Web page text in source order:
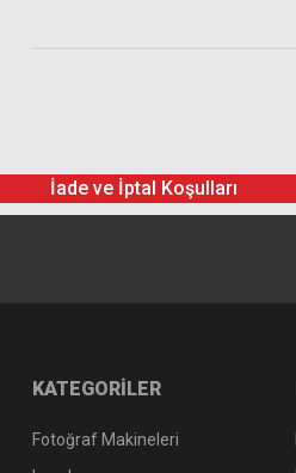
İade ve İptal Koşulları
KATEGORİLER
Fotoğraf Makineleri